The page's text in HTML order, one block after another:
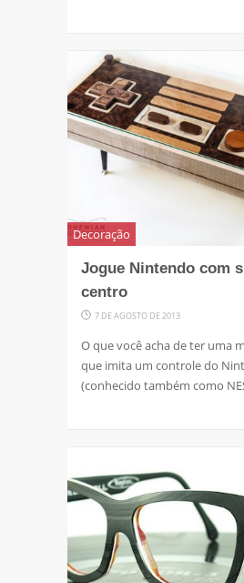
Decoração
Jogue Nintendo com
centro
7 DE AGOSTO DE 2013
O que você acha de ter uma
que imita um controle do
(conhecido também como